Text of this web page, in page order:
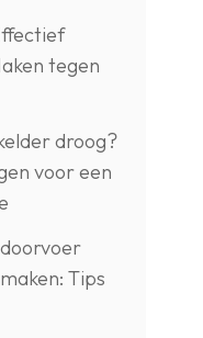
tegen
droog?
voor een
Tips